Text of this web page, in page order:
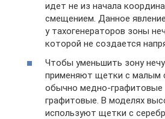
идет не из начала
смещением. Данное
у тахогенераторов зоны
которой не создается
Чтобы уменьшить зону
применяют щетки с малым
обычно медно-графитовые
графитовые. В моделях
используют щетки с